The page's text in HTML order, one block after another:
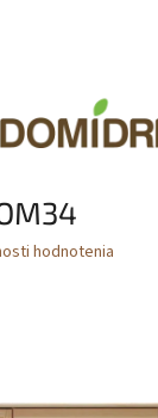
hodnotenia